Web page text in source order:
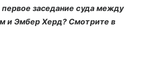
заседание суда между
и Эмбер Херд? Смотрите в